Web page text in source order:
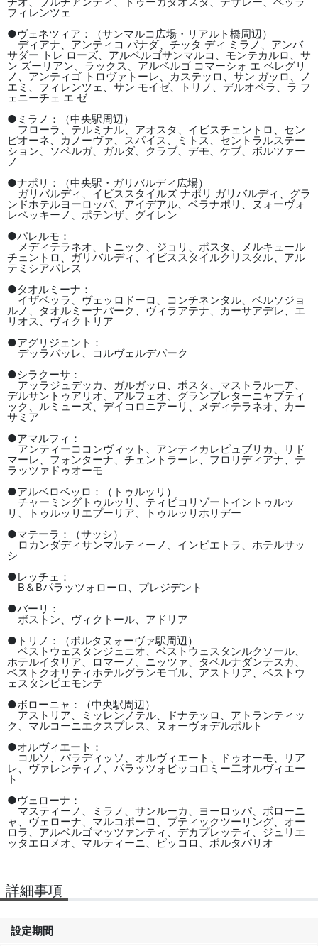
フィレンツェ
●ヴェネツィア：（サンマルコ広場・リアルト橋周辺）
ディアナ、アンティコ パナダ、チッタ ディ ミラノ、アンバ
サダー トレ ローズ、アルベルゴサンマルコ、モンテカルロ、サ
ン ズーリアン、ラックス、アルベルゴ コマーシォ エ ペレグリ
ノ、アンティゴ トロヴァトーレ、カステッロ、サン ガッロ、ノ
エミ、フィレンツェ、サン モイゼ、トリノ、デルオペラ、ラ フ
ェニーチェ エ ゼ
●ミラノ：（中央駅周辺）
フローラ、テルミナル、アオスタ、イビスチェントロ、セン
ピオーネ、カノーヴァ、スパイス、ミトス、セントラルステー
ション、ソペルガ、ガルダ、クラブ、デモ、ケブ、ボルツァー
ノ
●ナポリ：（中央駅・ガリバルディ広場）
ガリバルディ、イビススタイルズ ナポリ ガリバルディ、グラ
ンドホテルヨーロッパ、アイデアル、ベラナポリ、ヌォーヴォ
レベッキーノ、ポテンザ、グイレン
●パレルモ：
メディテラネオ、トニック、ジョリ、ポスタ、メルキュール
チェントロ、ガリバルディ、イビススタイルクリスタル、アル
テミシアパレス
●タオルミーナ：
イザベッラ、ヴェッロドーロ、コンチネンタル、ベルソジョ
ルノ、タオルミーナパーク、ヴィラアテナ、カーサアデレ、エ
リオス、ヴィクトリア
●アグリジェント：
デッラバッレ、コルヴェルデパーク
●シラクーサ：
アッラジュデッカ、ガルガッロ、ポスタ、マストラルーア、
デルサントゥアリオ、アルフェオ、グランブレターニャブティ
ック、ルミューズ、デイコロニアーリ、メディテラネオ、カー
サミア
●アマルフィ：
アンティーココンヴィット、アンティカレピュブリカ、リド
マーレ、フォンターナ、チェントラーレ、フロリディアナ、テ
ラッツァドゥオーモ
●アルベロベッロ：（トゥルッリ）
チャーミングトゥルッリ、ティピコリゾートイントゥルッ
リ、トゥルッリエプーリア、トゥルッリホリデー
●マテーラ：（サッシ）
ロカンダディサンマルティーノ、インピエトラ、ホテルサッ
シ
●レッチェ：
B＆Bパラッツォローロ、プレジデント
●バーリ：
ボストン、ヴィクトール、アドリア
●トリノ：（ポルタヌォーヴァ駅周辺）
ベストウェスタンジェニオ、ベストウェスタンルクソール、
ホテルイタリア、ロマーノ、ニッツァ、タベルナダンテスカ、
ベストクオリティホテルグランモゴル、アストリア、ベストウ
ェスタンピエモンテ
●ボローニャ：（中央駅周辺）
アストリア、ミッレンノテル、ドナテッロ、アトランティッ
ク、マルコーニエクスプレス、ヌォーヴォデルポルト
●オルヴィエート：
コルソ、パラディッソ、オルヴィエート、ドゥオーモ、リア
レ、ヴァレンティノ、パラッツォピッコロミー二オルヴィエー
ト
●ヴェローナ：
マスティーノ、ミラノ、サンルーカ、ヨーロッパ、ボローニ
ャ、ヴェローナ、マルコポーロ、ブティックツーリング、オー
ロラ、アルベルゴマッツァンティ、デカプレッティ、ジュリエ
ッタエロメオ、マルティーニ、ピッコロ、ポルタパリオ
詳細事項
設定期間